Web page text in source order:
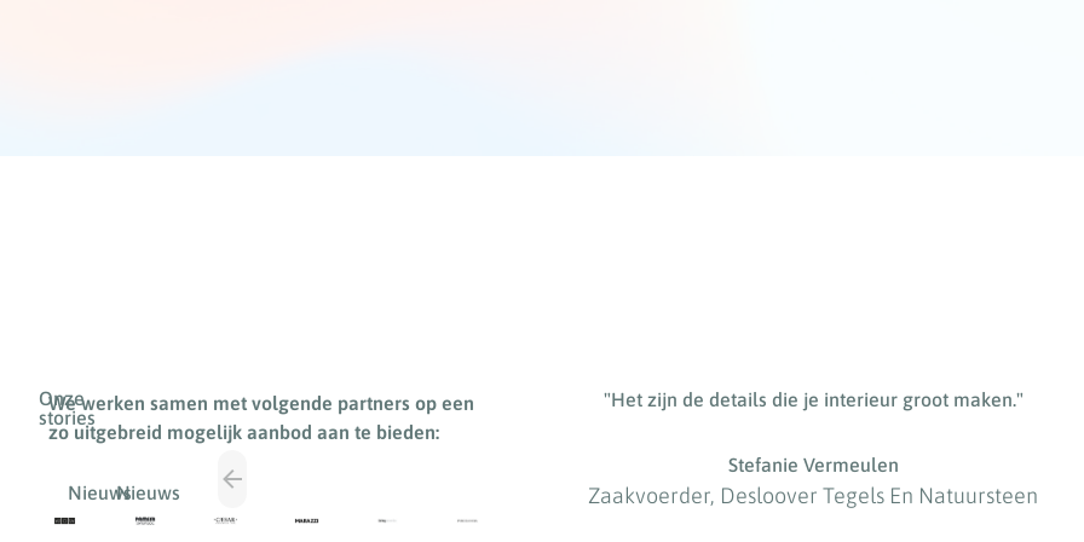
We werken samen met volgende partners op een
zo uitgebreid mogelijk aanbod aan te bieden:
Onze
stories
NieuwsNieuws
"Het zijn de details die je interieur groot maken."
Stefanie Vermeulen
Zaakvoerder, Desloover Tegels En Natuursteen